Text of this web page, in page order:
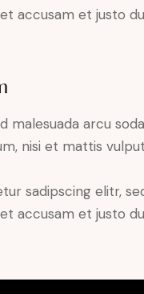
accusam et justo
malesuada arcu
nisi et mattis
sadipscing elitr,
accusam et justo